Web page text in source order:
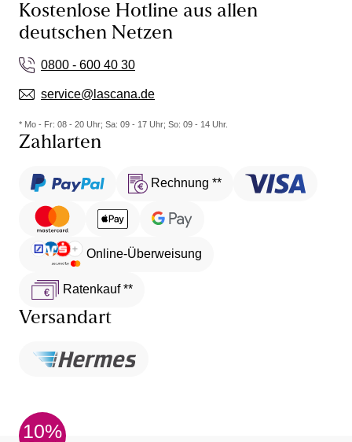
Kostenlose Hotline aus allen
deutschen Netzen
0800 - 600 40 30
service@lascana.de
* Mo - Fr: 08 - 20 Uhr; Sa: 09 - 17 Uhr; So: 09 - 14 Uhr.
Zahlarten
Rechnung **
Online-Überweisung
Ratenkauf **
Versandart
10%